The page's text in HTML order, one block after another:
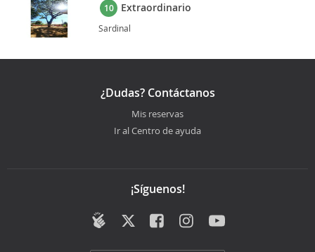
10 Extraordinario
Sardinal
¿Dudas? Contáctanos
Mis reservas
Ir al Centro de ayuda
¡Síguenos!